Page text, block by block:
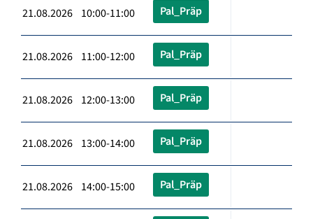
21.08.2026 10:00-11:00 Pal_Präp
21.08.2026 11:00-12:00 Pal_Präp
21.08.2026 12:00-13:00 Pal_Präp
21.08.2026 13:00-14:00 Pal_Präp
21.08.2026 14:00-15:00 Pal_Präp